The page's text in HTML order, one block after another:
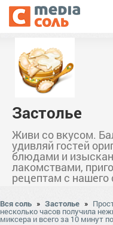
Застолье
Живи со вкусом.
удивляй гостей
блюдами и
лакомствами,
рецептам с нашего
Вся соль » Застолье »
несколько часов получила
миксера и всего за 10 минут